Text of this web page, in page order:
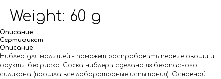
Weight: 60 g
Описание
Сертификат
Описание
Ниблер для малышей – поможет распробовать первые овощи и
фрукты без риска. Соска ниблера сделана из безопасного
силикона (прошла все лабораторные испытания). Основной